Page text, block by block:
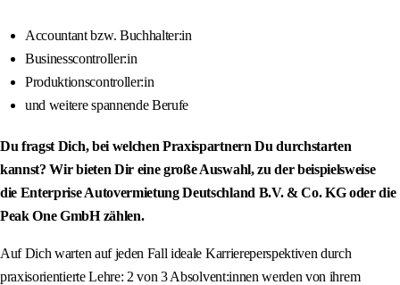
Accountant bzw. Buchhalter:in
Businesscontroller:in
Produktionscontroller:in
und weitere spannende Berufe
Du fragst Dich, bei welchen Praxispartnern Du durchstarten
kannst? Wir bieten Dir eine große Auswahl, zu der beispielsweise
die Enterprise Autovermietung Deutschland B.V. & Co. KG oder die
Peak One GmbH zählen.
Auf Dich warten auf jeden Fall ideale Karriereperspektiven durch
praxisorientierte Lehre: 2 von 3 Absolvent:innen werden von ihrem